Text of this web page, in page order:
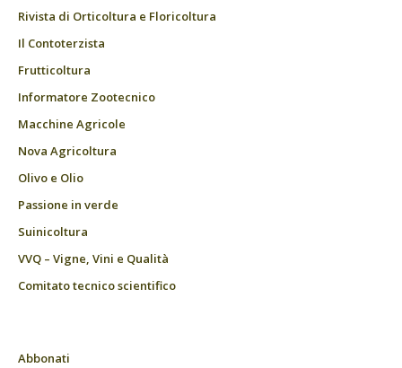
Rivista di Orticoltura e Floricoltura
Il Contoterzista
Frutticoltura
Informatore Zootecnico
Macchine Agricole
Nova Agricoltura
Olivo e Olio
Passione in verde
Suinicoltura
VVQ – Vigne, Vini e Qualità
Comitato tecnico scientifico
Abbonati